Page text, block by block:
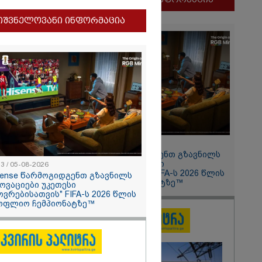
-
და
მათ
-
მიგრანტი,
ორსული
ჩადენილი
5-ჯერ
11:13 / 05-08-2026
Hisense წარმოგიდგენთ გზავნილს
"ინოვაციები უკეთესი
ცხოვრებისათვის" FIFA-ს 2026 წლის
მსოფლიო ჩემპიონატზე™
ინფორმაცია
/ 05-08-2026
წარმოგიდგენთ გზავნილს
უკეთესი
FIFA-ს 2026 წლის
ჩემპიონატზე™